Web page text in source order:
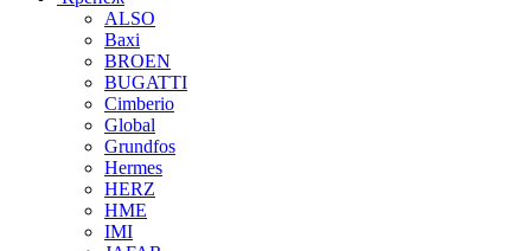
ALSO
Baxi
BROEN
BUGATTI
Cimberio
Global
Grundfos
Hermes
HERZ
HME
IMI